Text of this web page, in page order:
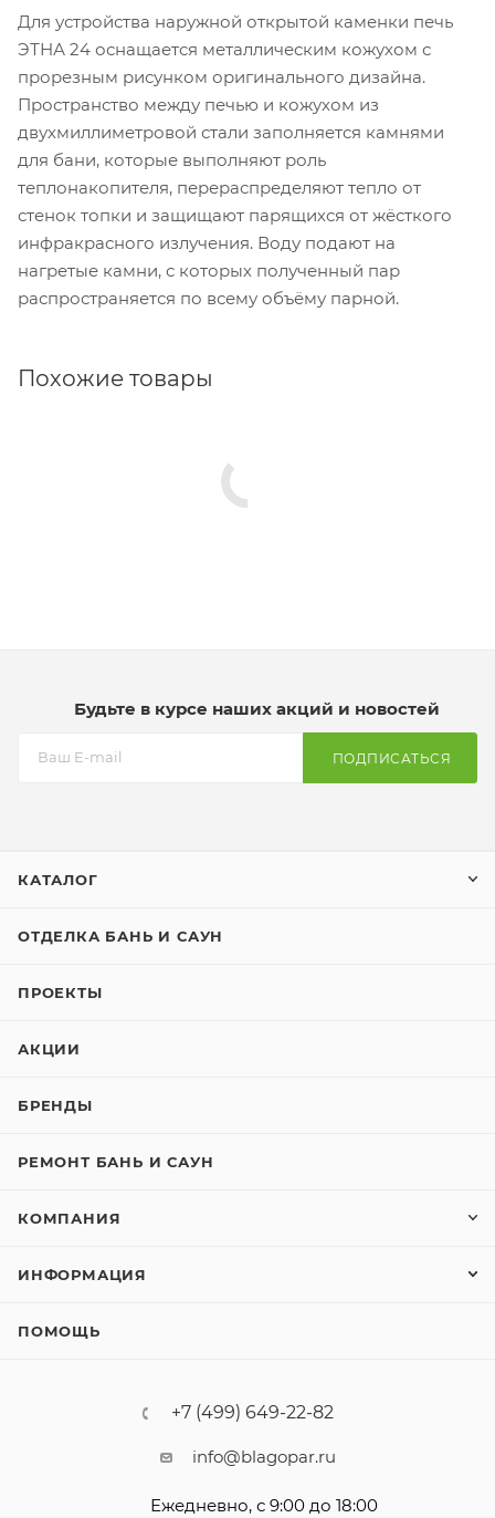
Для устройства наружной открытой каменки печь
ЭТНА 24 оснащается металлическим кожухом с
прорезным рисунком оригинального дизайна.
Пространство между печью и кожухом из
двухмиллиметровой стали заполняется камнями
для бани, которые выполняют роль
теплонакопителя, перераспределяют тепло от
стенок топки и защищают парящихся от жёсткого
инфракрасного излучения. Воду подают на
нагретые камни, с которых полученный пар
распространяется по всему объёму парной.
Похожие товары
Будьте в курсе наших акций и новостей
ПОДПИСАТЬСЯ
КАТАЛОГ
ОТДЕЛКА БАНЬ И САУН
ПРОЕКТЫ
АКЦИИ
БРЕНДЫ
РЕМОНТ БАНЬ И САУН
КОМПАНИЯ
ИНФОРМАЦИЯ
ПОМОЩЬ
+7 (499) 649-22-82
info@blagopar.ru
Ежедневно, с 9:00 до 18:00